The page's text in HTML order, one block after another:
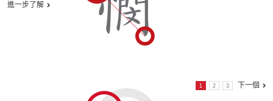
進一步了解
1 2 3 下一個